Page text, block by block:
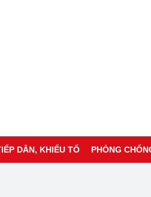
DÂN, KHIẾU TỐ PHÒNG